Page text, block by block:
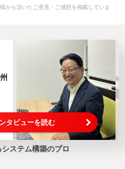
や、日報一覧が確認できるよう
にへり、様々なものを探す際
の会話も
ったね」とのお声をいただくこ
ました。
いきたい。
から頂いたご意見・ご感想を掲載していま
タビューを読む
ステム構築のプロ